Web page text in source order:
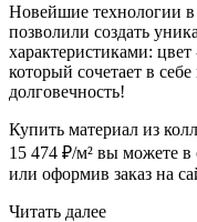
Новейшие технологии в
позволили создать
характеристиками:
который сочетает в
долговечность!
Купить материал из
15 474 ₽/м² вы можете в
или оформив заказ на
Читать далее